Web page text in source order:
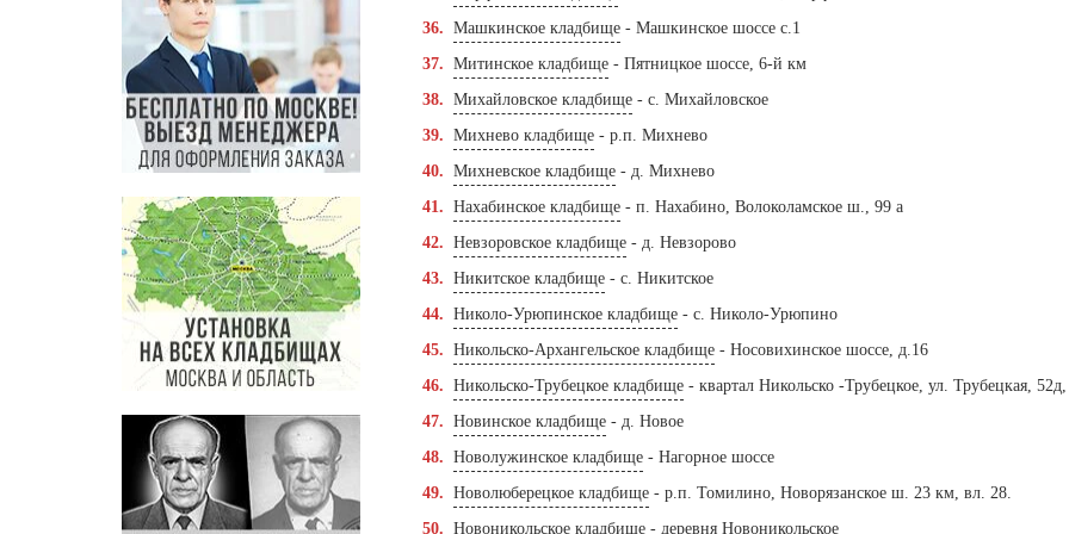
Машкинское кладбище - Машкинское шоссе с.1
Митинское кладбище - Пятницкое шоссе, 6-й км
Михайловское кладбище - с. Михайловское
Михнево кладбище - р.п. Михнево
Михневское кладбище - д. Михнево
Нахабинское кладбище - п. Нахабино, Волоколамское ш., 99 а
Невзоровское кладбище - д. Невзорово
Никитское кладбище - с. Никитское
Николо-Урюпинское кладбище - с. Николо-Урюпино
Никольско-Архангельское кладбище - Носовихинское шоссе, д.16
Никольско-Трубецкое кладбище - квартал Никольско -Трубецкое, ул. Трубецкая,
Новинское кладбище - д. Новое
Новолужинское кладбище - Нагорное шоссе
Новолюберецкое кладбище - р.п. Томилино, Новорязанское ш. 23 км, вл. 28.
Новоникольское кладбище - деревня Новоникольское